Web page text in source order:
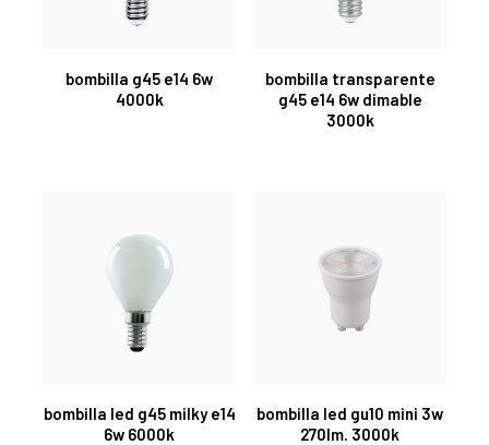
bombilla g45 e14 6w
4000k
bombilla transparente
g45 e14 6w dimable
3000k
bombilla led g45 milky e14
6w 6000k
bombilla led gu10 mini 3w
270lm. 3000k